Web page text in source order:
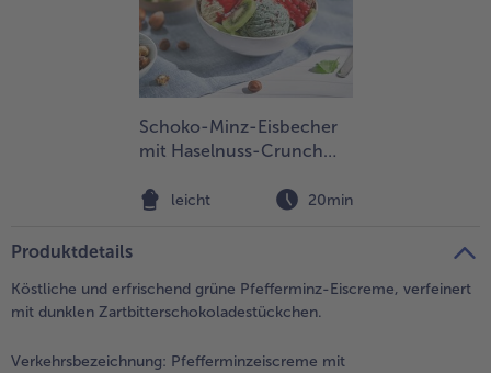
Schoko-Minz-Eisbecher
mit Haselnuss-Crunch
leicht 20min
Produktdetails
Köstliche und erfrischend grüne Pfefferminz-Eiscreme, verfeinert
mit dunklen Zartbitterschokoladestückchen.
Verkehrsbezeichnung: Pfefferminzeiscreme mit